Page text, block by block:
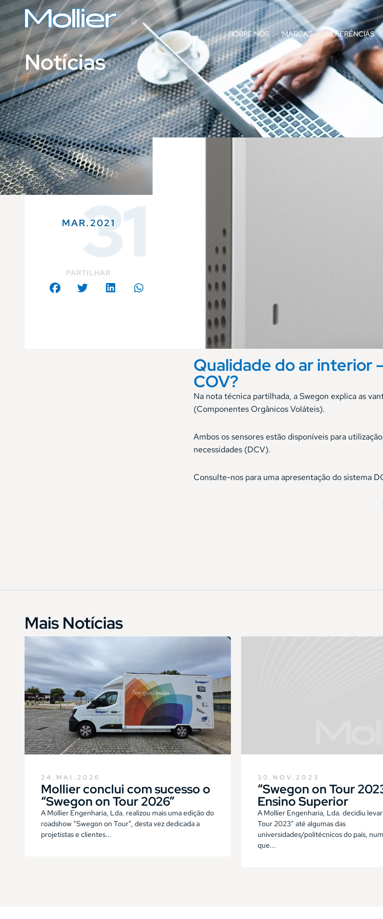
SOBRE NÓS MARCAS REFERÊNCIAS
Notícias
31
MAR.2021
PARTILHAR
Qualidade do ar interior
COV?
Na nota técnica partilhada, a Swegon explica as
(Componentes Orgânicos Voláteis).
Ambos os sensores estão disponíveis para
necessidades (DCV).
Consulte-nos para uma apresentação do sistema
Mais Notícias
24.MAI.2026
Mollier conclui com sucesso o
“Swegon on Tour 2026”
A Mollier Engenharia, Lda. realizou mais uma edição do
roadshow “Swegon on Tour”, desta vez dedicada a
projetistas e clientes...
30.NOV.2023
“Swegon on Tour
Ensino Superior
A Mollier Engenharia, Lda. decidiu
Tour 2023“ até algumas das
universidades/politécnicos do país,
que...